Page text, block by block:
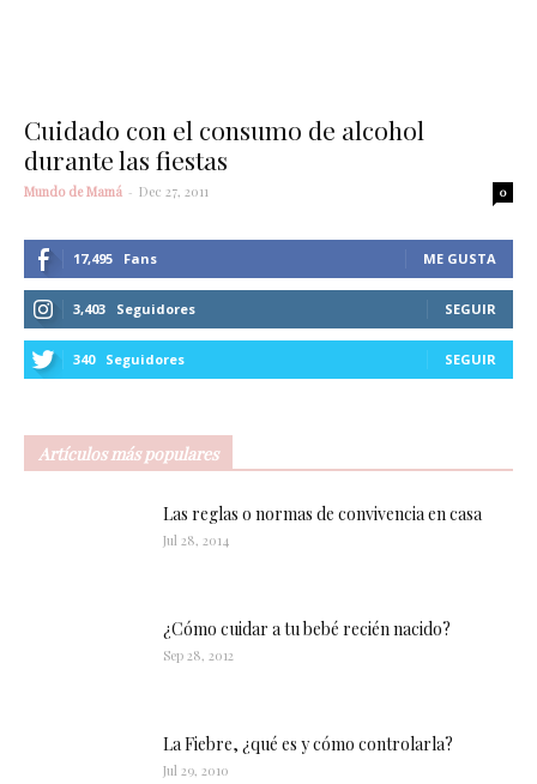
Cuidado con el consumo de alcohol
durante las fiestas
Mundo de Mamá - Dec 27, 2011 0
17,495 Fans ME GUSTA
3,403 Seguidores SEGUIR
340 Seguidores SEGUIR
Artículos más populares
Las reglas o normas de convivencia en casa
Jul 28, 2014
¿Cómo cuidar a tu bebé recién nacido?
Sep 28, 2012
La Fiebre, ¿qué es y cómo controlarla?
Jul 29, 2010